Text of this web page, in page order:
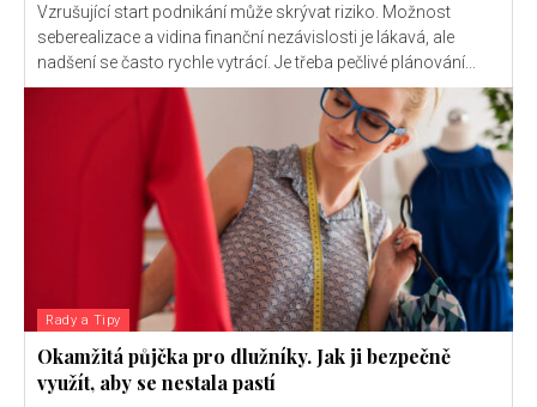
Vzrušující start podnikání může skrývat riziko. Možnost
seberealizace a vidina finanční nezávislosti je lákavá, ale
nadšení se často rychle vytrácí. Je třeba pečlivé plánování...
Rady a Tipy
Okamžitá půjčka pro dlužníky. Jak ji bezpečně
využít, aby se nestala pastí